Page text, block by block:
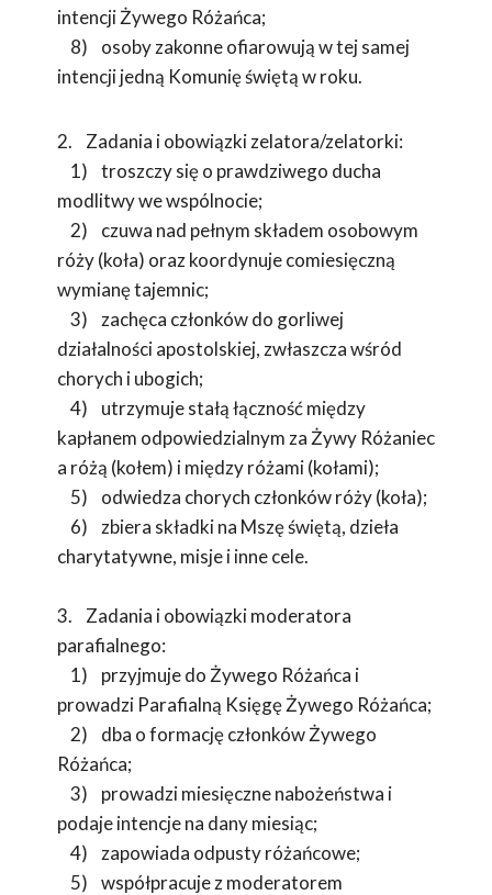
intencji Żywego Różańca;
8) osoby zakonne ofiarowują w tej samej
intencji jedną Komunię świętą w roku.
2. Zadania i obowiązki zelatora/zelatorki:
1) troszczy się o prawdziwego ducha
modlitwy we wspólnocie;
2) czuwa nad pełnym składem osobowym
róży (koła) oraz koordynuje comiesięczną
wymianę tajemnic;
3) zachęca członków do gorliwej
działalności apostolskiej, zwłaszcza wśród
chorych i ubogich;
4) utrzymuje stałą łączność między
kapłanem odpowiedzialnym za Żywy Różaniec
a różą (kołem) i między różami (kołami);
5) odwiedza chorych członków róży (koła);
6) zbiera składki na Mszę świętą, dzieła
charytatywne, misje i inne cele.
3. Zadania i obowiązki moderatora
parafialnego:
1) przyjmuje do Żywego Różańca i
prowadzi Parafialną Księgę Żywego Różańca;
2) dba o formację członków Żywego
Różańca;
3) prowadzi miesięczne nabożeństwa i
podaje intencje na dany miesiąc;
4) zapowiada odpusty różańcowe;
5) współpracuje z moderatorem